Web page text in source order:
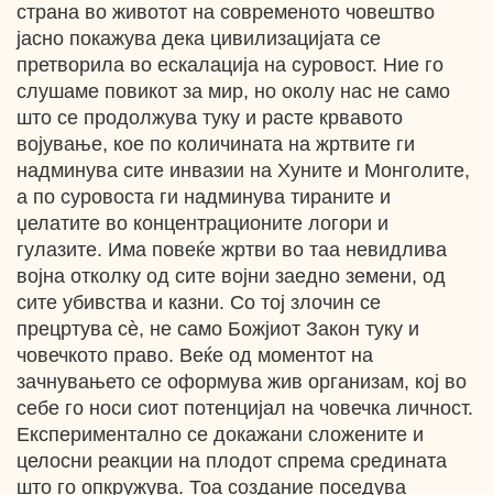
страна во животот на современото човештво
јасно покажува дека цивилизацијата се
претворила во ескалација на суровост. Ние го
слушаме повикот за мир, но околу нас не само
што се продолжува туку и расте крвавото
војување, кое по количината на жртвите ги
надминува сите инвазии на Хуните и Монголите,
а по суровоста ги надминува тираните и
џелатите во концентрационите логори и
гулазите. Има повеќе жртви во таа невидлива
војна отколку од сите војни заедно земени, од
сите убивства и казни. Со тој злочин се
прецртува cѐ, не само Божјиот Закон туку и
човечкото право. Веќе од моментот на
зачнувањето се оформува жив организам, кој во
себе го носи сиот потенцијал на човечка личност.
Експериментално се докажани сложените и
целосни реакции на плодот спрема средината
што го опкружува. Тоа создание поседува